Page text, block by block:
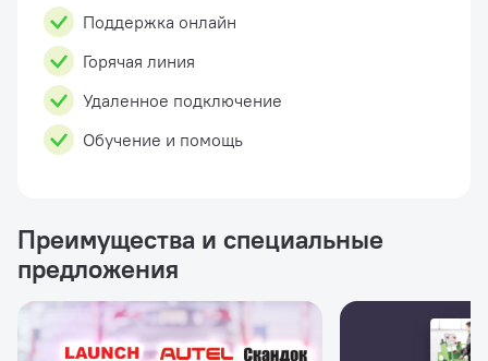
Поддержка онлайн
Горячая линия
Удаленное подключение
Обучение и помощь
Преимущества и специальные
предложения